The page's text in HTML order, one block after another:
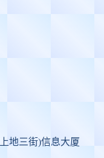
地三街)信息大厦